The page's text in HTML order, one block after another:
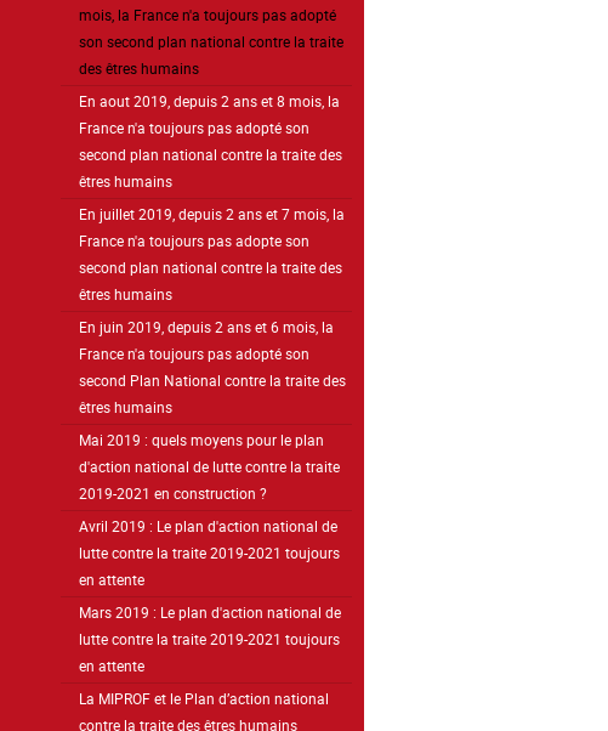
mois, la France n'a toujours pas adopté
son second plan national contre la traite
des êtres humains
En aout 2019, depuis 2 ans et 8 mois, la
France n'a toujours pas adopté son
second plan national contre la traite des
êtres humains
En juillet 2019, depuis 2 ans et 7 mois, la
France n'a toujours pas adopte son
second plan national contre la traite des
êtres humains
En juin 2019, depuis 2 ans et 6 mois, la
France n'a toujours pas adopté son
second Plan National contre la traite des
êtres humains
Mai 2019 : quels moyens pour le plan
d'action national de lutte contre la traite
2019-2021 en construction ?
Avril 2019 : Le plan d'action national de
lutte contre la traite 2019-2021 toujours
en attente
Mars 2019 : Le plan d'action national de
lutte contre la traite 2019-2021 toujours
en attente
La MIPROF et le Plan d’action national
contre la traite des êtres humains